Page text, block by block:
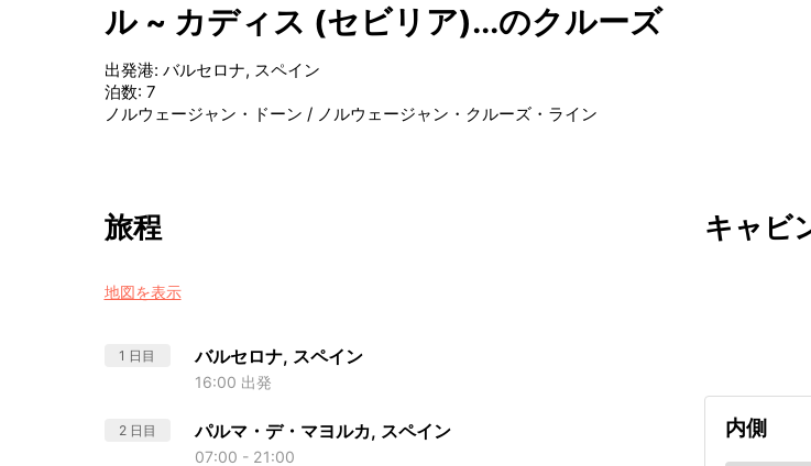
ル ~ カディス (セビリア)...のクルーズ
出発港: バルセロナ, スペイン
泊数: 7
ノルウェージャン・ドーン / ノルウェージャン・クルーズ・ライン
旅程
地図を表示
1 日目 バルセロナ, スペイン
16:00 出発
2 日目 パルマ・デ・マヨルカ, スペイン
07:00 - 21:00
キャビ
内側